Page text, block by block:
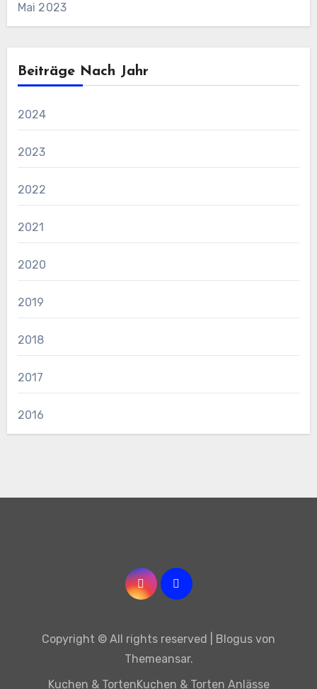
Mai 2023
Beiträge Nach Jahr
2024
2023
2022
2021
2020
2019
2018
2017
2016
Copyright © All rights reserved Blogus von
Themeansar.
Kuchen & TortenKuchen & Torten Anlässe